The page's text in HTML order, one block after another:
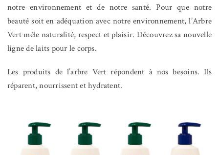
notre environnement et de notre santé. Pour que notre
beauté soit en adéquation avec notre environnement, l’Arbre
Vert mêle naturalité, respect et plaisir. Découvrez sa nouvelle
ligne de laits pour le corps.
Les produits de l’arbre Vert répondent à nos besoins. Ils
réparent, nourrissent et hydratent.